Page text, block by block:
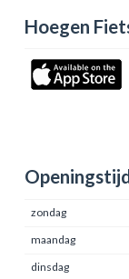
Hoegen
zondag
maandag
dinsdag